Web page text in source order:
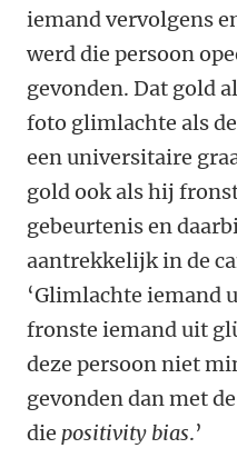
iemand vervolgens
werd die persoon
gevonden. Dat gold
foto glimlachte als
een universitaire
gold ook als hij
gebeurtenis en
aantrekkelijk in de
‘Glimlachte iemand
fronste iemand uit
deze persoon niet
gevonden dan met
die positivity bias.’